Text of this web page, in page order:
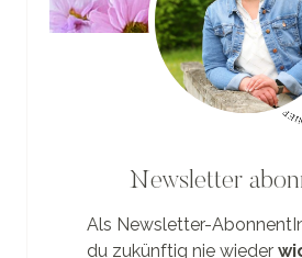
Newsletter
Als Newsletter-
du zukünftig nie wieder